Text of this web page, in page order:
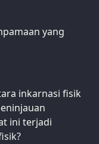
yang
inkarnasi fisik
ini terjadi